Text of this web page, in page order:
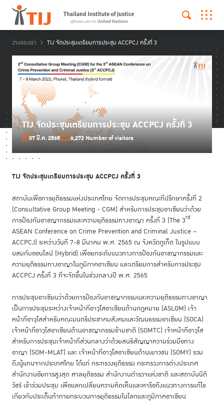
งานของเรา TIJ จัดประชุมเตรียมการประชุม ACCPCJ ครั้งที่ 3
TIJ จัดประชุมเตรียมการประชุม ACCPCJ ครั้งที่ 3
07 มี.ค. 2565 6,272 Number of visitors
TIJ จัดประชุมเตรียมการประชุม ACCPCJ ครั้งที่ 3
สถาบันเพื่อการยุติธรรมแห่งประเทศไทย จัดการประชุมคณะที่ปรึกษาครั้งที่ 2
(Consultative Group Meeting - CGM) สำหรับการประชุมอาเซียนว่าด้วย
การป้องกันอาชญากรรมและความยุติธรรมทางอาญา ครั้งที่ 3 (The 3rd
ASEAN Conference on Crime Prevention and Criminal Justice –
ACCPCJ) ระหว่างวันที่ 7-8 มีนาคม พ.ศ. 2565 ณ จังหวัดภูเก็ต ในรูปแบบ
ผสมกับออนไลน์ (Hybrid) เพื่อยกระดับแนวทางการป้องกันอาชญากรรมและ
ความยุติธรรมทางอาญาในภูมิภาคอาเซียน และเตรียมการสำหรับการประชุม
ACCPCJ ครั้งที่ 3 ที่จะจัดขึ้นในช่วงกลางปี พ.ศ. 2565
การประชุมอาเซียนว่าด้วยการป้องกันอาชญากรรมและความยุติธรรมทางอาญา
เป็นการประชุมระหว่างเจ้าหน้าที่อาวุโสอาเซียนด้านกฎหมาย (ASLOM) เจ้า
หน้าที่อาวุโสสำหรับคณะมนตรีประชาคมสังคมและวัฒนธรรมอาเซียน (SOCA)
เจ้าหน้าที่อาวุโสอาเซียนด้านอาชญากรรมข้ามชาติ (SOMTC) เจ้าหน้าที่อาวุโส
สำหรับการประชุมเจ้าหน้าที่ส่วนกลางว่าด้วยสนธิสัญญาความร่วมมือทาง
อาญา (SOM-MLAT) และ เจ้าหน้าที่อาวุโสอาเซียนด้านเยาวชน (SOMY) รวม
ถึงผู้แทนจากประเทศไทย ได้แก่ กระทรวงยุติธรรม กระทรวงการต่างประเทศ
สำนักงานอัยการสูงสุด ศาลยุติธรรม สำนักงานตำรวจแห่งชาติ และสถาบันนิติ
วัชร์ เข้าร่วมประชุม เพื่อแลกเปลี่ยนความคิดเห็นและหารือถึงแนวทางการแก้ไข
เกี่ยวกับประเด็นท้าทายกระบวนการยุติธรรมในโลกและภูมิภาคอาเซียน